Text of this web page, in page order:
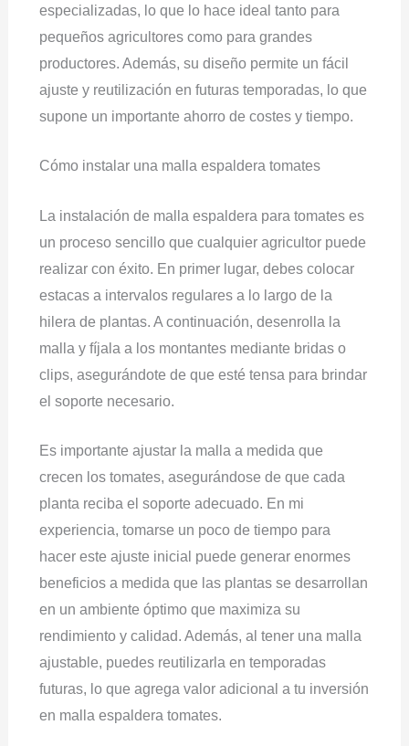
especializadas, lo que lo hace ideal tanto para
pequeños agricultores como para grandes
productores. Además, su diseño permite un fácil
ajuste y reutilización en futuras temporadas, lo que
supone un importante ahorro de costes y tiempo.
Cómo instalar una malla espaldera tomates
La instalación de malla espaldera para tomates es
un proceso sencillo que cualquier agricultor puede
realizar con éxito. En primer lugar, debes colocar
estacas a intervalos regulares a lo largo de la
hilera de plantas. A continuación, desenrolla la
malla y fíjala a los montantes mediante bridas o
clips, asegurándote de que esté tensa para brindar
el soporte necesario.
Es importante ajustar la malla a medida que
crecen los tomates, asegurándose de que cada
planta reciba el soporte adecuado. En mi
experiencia, tomarse un poco de tiempo para
hacer este ajuste inicial puede generar enormes
beneficios a medida que las plantas se desarrollan
en un ambiente óptimo que maximiza su
rendimiento y calidad. Además, al tener una malla
ajustable, puedes reutilizarla en temporadas
futuras, lo que agrega valor adicional a tu inversión
en malla espaldera tomates.